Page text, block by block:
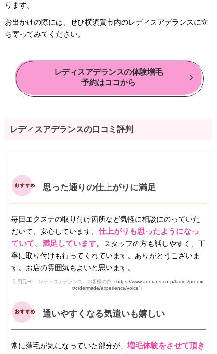
ります。
お出かけの際には、ぜひ横須賀市内のレディスアデランスに立
ち寄ってみてください。
レディスアデランスの体験増毛
予約はココから
レディスアデランスの口コミ評判
思った通りの仕上がりに満足
毎日エクステの取り付け箇所など気軽に相談にのっていた
だいて、安心しています。 仕上がりも思ったようになっ
ていて、満足しています。スタッフの方も話しやすく、丁
寧に取り付けも行ってくれています。ありがとうございま
す。お店の雰囲気もよいと思います。
引用元HP：レディスアデランス お客様の声（https://www.aderans.co.jp/ladies/produc
t/ordermade/experience/voice/）
通いやすくなる気遣いも嬉しい
常に薄毛が気になっていた部分が、 増毛体験をさせて頂き